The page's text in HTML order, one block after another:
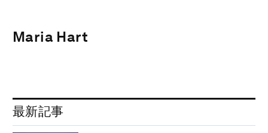
Maria Hart
最新記事